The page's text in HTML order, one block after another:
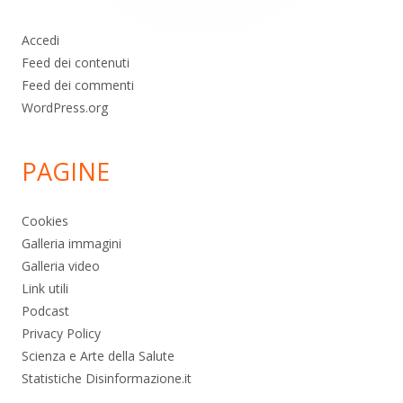
Accedi
Feed dei contenuti
Feed dei commenti
WordPress.org
PAGINE
Cookies
Galleria immagini
Galleria video
Link utili
Podcast
Privacy Policy
Scienza e Arte della Salute
Statistiche Disinformazione.it